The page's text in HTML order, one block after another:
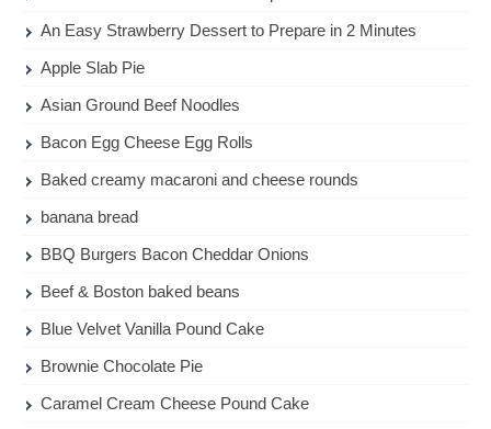
An Easy Strawberry Dessert to Prepare in 2 Minutes
Apple Slab Pie
Asian Ground Beef Noodles
Bacon Egg Cheese Egg Rolls
Baked creamy macaroni and cheese rounds
banana bread
BBQ Burgers Bacon Cheddar Onions
Beef & Boston baked beans
Blue Velvet Vanilla Pound Cake
Brownie Chocolate Pie
Caramel Cream Cheese Pound Cake